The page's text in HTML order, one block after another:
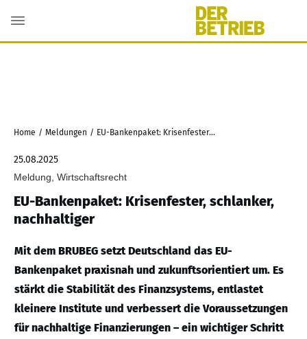
Home / Meldungen / EU-Bankenpaket: Krisenfester, schlanker, nachhaltiger
25.08.2025
Meldung, Wirtschaftsrecht
EU-Bankenpaket: Krisenfester, schlanker,
nachhaltiger
Mit dem BRUBEG setzt Deutschland das EU-
Bankenpaket praxisnah und zukunftsorientiert um. Es
stärkt die Stabilität des Finanzsystems, entlastet
kleinere Institute und verbessert die Voraussetzungen
für nachhaltige Finanzierungen – ein wichtiger Schritt